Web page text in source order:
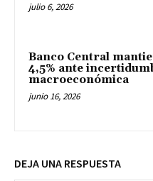
julio 6, 2026
Banco Central
4,5% ante
macroeconómica
junio 16, 2026
DEJA UNA RESPUESTA